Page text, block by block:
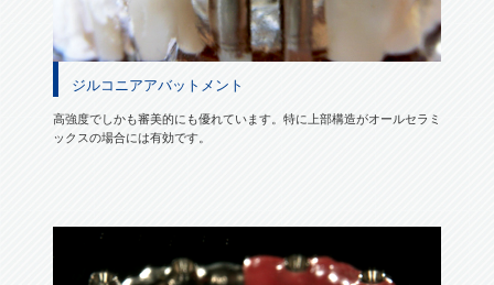
ジルコニアアバットメント
高強度でしかも審美的にも優れています。特に上部構造がオールセラミ
ックスの場合には有効です。